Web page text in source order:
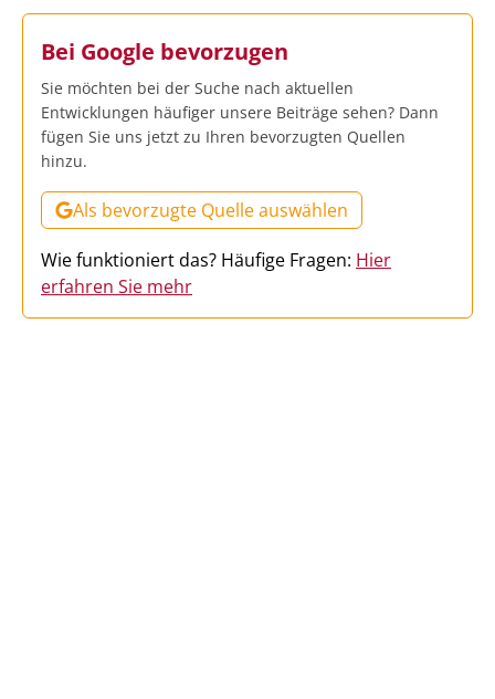
Bei Google bevorzugen
Sie möchten bei der Suche nach aktuellen
Entwicklungen häufiger unsere Beiträge sehen? Dann
fügen Sie uns jetzt zu Ihren bevorzugten Quellen
hinzu.
Als bevorzugte Quelle auswählen
Wie funktioniert das? Häufige Fragen: Hier
erfahren Sie mehr